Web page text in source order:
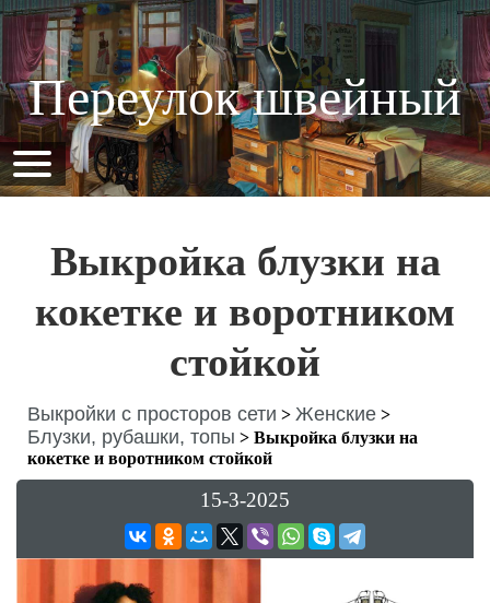
Переулок швейный
Выкройка блузки на
кокетке и воротником
стойкой
Выкройки с просторов сети > Женские >
Блузки, рубашки, топы > Выкройка блузки на
кокетке и воротником стойкой
15-3-2025